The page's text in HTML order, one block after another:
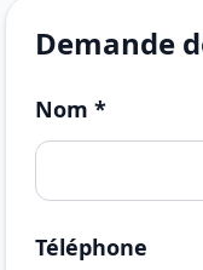
Demande
Nom *
Téléphone